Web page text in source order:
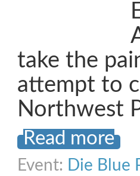
take the
attempt to
Northwest
Read more
Event: Die Blue